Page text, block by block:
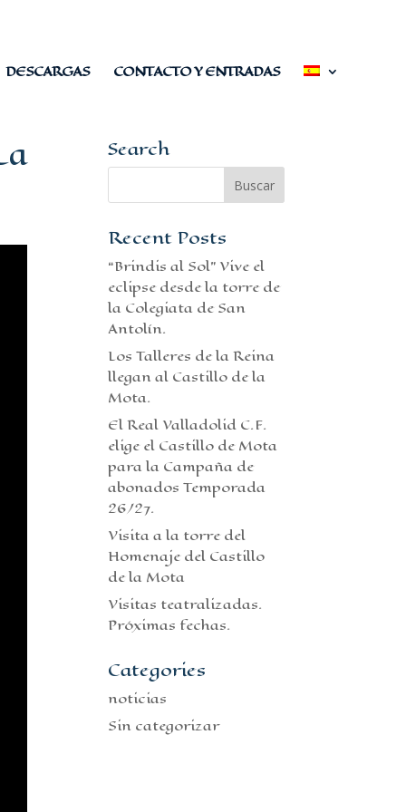
DESCARGAS CONTACTO Y ENTRADAS
Search
Recent Posts
“Brindis al Sol” Vive el
eclipse desde la torre de
la Colegiata de San
Antolín.
Los Talleres de la Reina
llegan al Castillo de la
Mota.
El Real Valladolid C.F.
elige el Castillo de Mota
para la Campaña de
abonados Temporada
26/27.
Visita a la torre del
Homenaje del Castillo
de la Mota
Visitas teatralizadas.
Próximas fechas.
Categories
noticias
Sin categorizar